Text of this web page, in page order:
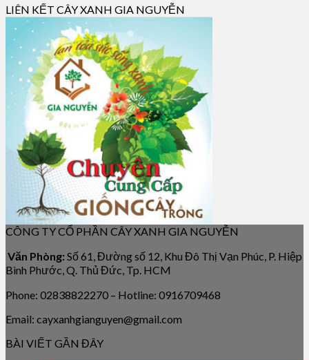
LIÊN KẾT CÂY XANH GIA NGUYỄN
CÔNG TY CỔ PHẦN CÂY XANH GIA NGUYỄN
Văn Phòng: Số 61, Đường số 12, Khu Đô Thị Vạn Phúc, P. Hiệp
Bình Phước, Q. Thủ Đức, Tp. HCM
Phone: 02838822270 – Hotline: 0916709468
Email: cayxanhgianguyen@gmail.com
BÀI VIẾT GẦN ĐÂY